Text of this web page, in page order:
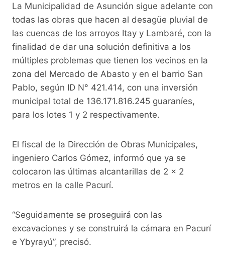
c
e
b
o
o
k
itt
er
at
s
A
p
p
p
y
Li
n
k
e
gr
a
m
La Municipalidad de Asunción sigue adelante con
todas las obras que hacen al desagüe pluvial de
las cuencas de los arroyos Itay y Lambaré, con la
finalidad de dar una solución definitiva a los
múltiples problemas que tienen los vecinos en la
zona del Mercado de Abasto y en el barrio San
Pablo, según ID N° 421.414, con una inversión
municipal total de 136.171.816.245 guaraníes,
para los lotes 1 y 2 respectivamente.
El fiscal de la Dirección de Obras Municipales,
ingeniero Carlos Gómez, informó que ya se
colocaron las últimas alcantarillas de 2 x 2
metros en la calle Pacurí.
“Seguidamente se proseguirá con las
excavaciones y se construirá la cámara en Pacurí
e Ybyrayú”, precisó.